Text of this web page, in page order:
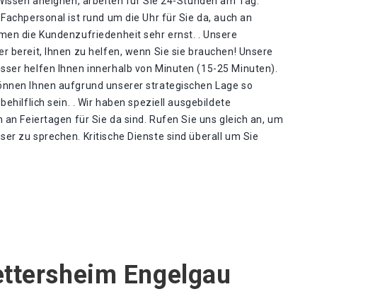
ist rund um die Uhr für Sie da, auch an
die Kundenzufriedenheit sehr ernst. . Unsere
bereit, Ihnen zu helfen, wenn Sie sie brauchen! Unsere
helfen Ihnen innerhalb von Minuten (15-25 Minuten).
Ihnen aufgrund unserer strategischen Lage so
sein. . Wir haben speziell ausgebildete
an Feiertagen für Sie da sind. Rufen Sie uns gleich an, um
zu sprechen. Kritische Dienste sind überall um Sie
Engelgau